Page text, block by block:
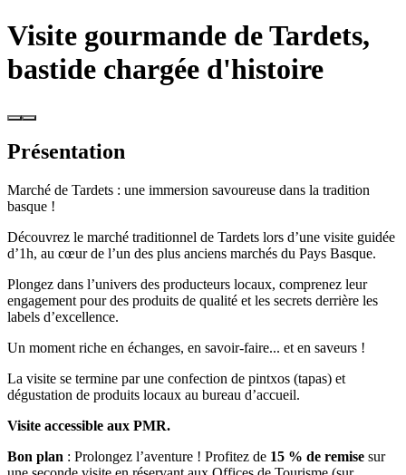
Visite gourmande de Tardets,
bastide chargée d'histoire
Présentation
Marché de Tardets : une immersion savoureuse dans la tradition
basque !
Découvrez le marché traditionnel de Tardets lors d’une visite guidée
d’1h, au cœur de l’un des plus anciens marchés du Pays Basque.
Plongez dans l’univers des producteurs locaux, comprenez leur
engagement pour des produits de qualité et les secrets derrière les
labels d’excellence.
Un moment riche en échanges, en savoir-faire... et en saveurs !
La visite se termine par une confection de pintxos (tapas) et
dégustation de produits locaux au bureau d’accueil.
Visite accessible aux PMR.
Bon plan : Prolongez l’aventure ! Profitez de 15 % de remise sur